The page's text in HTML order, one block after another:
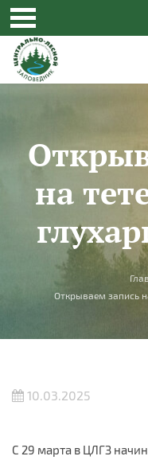
Перейти к основному
на
Вы здесь
Открываем запись
10.03.2025
С 29 марта в ЦЛГЗ